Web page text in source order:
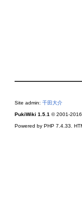
Site admin: 千田大介
PukiWiki 1.5.1 © 2001-2016
Powered by PHP 7.4.33.